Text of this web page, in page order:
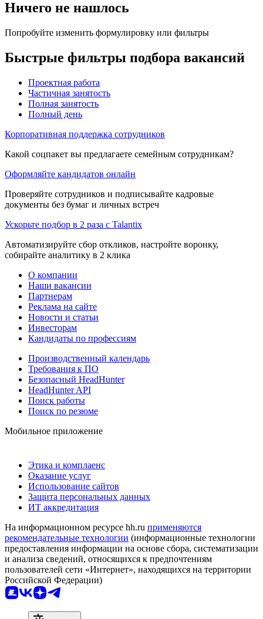
Ничего не нашлось
Попробуйте изменить формулировку или фильтры
Быстрые фильтры подбора вакансий
Проектная работа
Частичная занятость
Полная занятость
Полный день
Корпоративная поддержка сотрудников
Какой соцпакет вы предлагаете семейным сотрудникам?
Оформляйте кандидатов онлайн
Проверяйте сотрудников и подписывайте кадровые
документы без бумаг и личных встреч
Ускорьте подбор в 2 раза с Talantix
Автоматизируйте сбор откликов, настройте воронку,
собирайте аналитику в 2 клика
О компании
Наши вакансии
Партнерам
Реклама на сайте
Новости и статьи
Инвесторам
Кандидаты по профессиям
Производственный календарь
Требования к ПО
Безопасный HeadHunter
HeadHunter API
Поиск работы
Поиск по резюме
Мобильное приложение
Этика и комплаенс
Оказание услуг
Использование сайтов
Защита персональных данных
ИТ аккредитация
На информационном ресурсе hh.ru применяются
рекомендательные технологии (информационные технологии
предоставления информации на основе сбора, систематизации
и анализа сведений, относящихся к предпочтениям
пользователей сети «Интернет», находящихся на территории
Российской Федерации)